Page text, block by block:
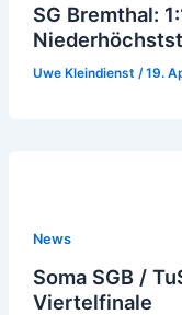
SG Bremthal:
Uwe Kleindienst /19.
News
Soma SGB /
Viertelfinale